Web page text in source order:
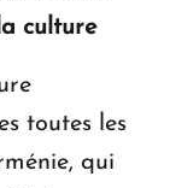
culture
toutes les
qui